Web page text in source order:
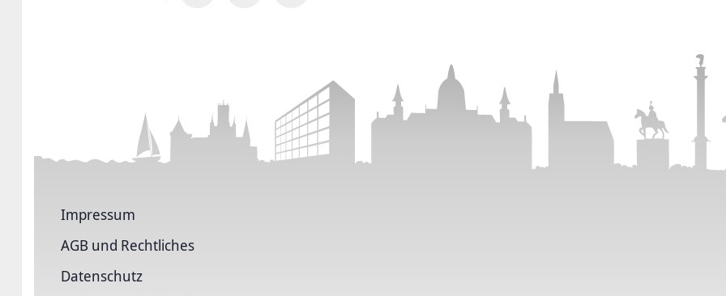
Impressum
AGB und Rechtliches
Datenschutz